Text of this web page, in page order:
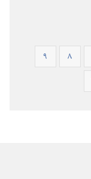
٢٠١٩)‏
٨
٩